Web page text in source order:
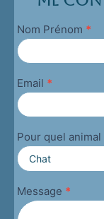
Me
contacter
Nom Prénom *
Email *
Pour quel
Message *